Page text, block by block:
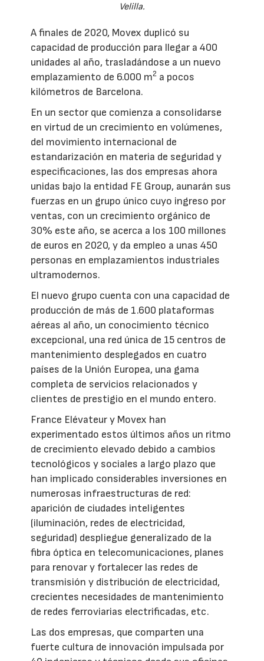
Velilla.
A finales de 2020, Movex duplicó su
capacidad de producción para llegar a 400
unidades al año, trasladándose a un nuevo
emplazamiento de 6.000 m2 a pocos
kilómetros de Barcelona.
En un sector que comienza a consolidarse
en virtud de un crecimiento en volúmenes,
del movimiento internacional de
estandarización en materia de seguridad y
especificaciones, las dos empresas ahora
unidas bajo la entidad FE Group, aunarán sus
fuerzas en un grupo único cuyo ingreso por
ventas, con un crecimiento orgánico de
30% este año, se acerca a los 100 millones
de euros en 2020, y da empleo a unas 450
personas en emplazamientos industriales
ultramodernos.
El nuevo grupo cuenta con una capacidad de
producción de más de 1.600 plataformas
aéreas al año, un conocimiento técnico
excepcional, una red única de 15 centros de
mantenimiento desplegados en cuatro
países de la Unión Europea, una gama
completa de servicios relacionados y
clientes de prestigio en el mundo entero.
France Elévateur y Movex han
experimentado estos últimos años un ritmo
de crecimiento elevado debido a cambios
tecnológicos y sociales a largo plazo que
han implicado considerables inversiones en
numerosas infraestructuras de red:
aparición de ciudades inteligentes
(iluminación, redes de electricidad,
seguridad) despliegue generalizado de la
fibra óptica en telecomunicaciones, planes
para renovar y fortalecer las redes de
transmisión y distribución de electricidad,
crecientes necesidades de mantenimiento
de redes ferroviarias electrificadas, etc.
Las dos empresas, que comparten una
fuerte cultura de innovación impulsada por